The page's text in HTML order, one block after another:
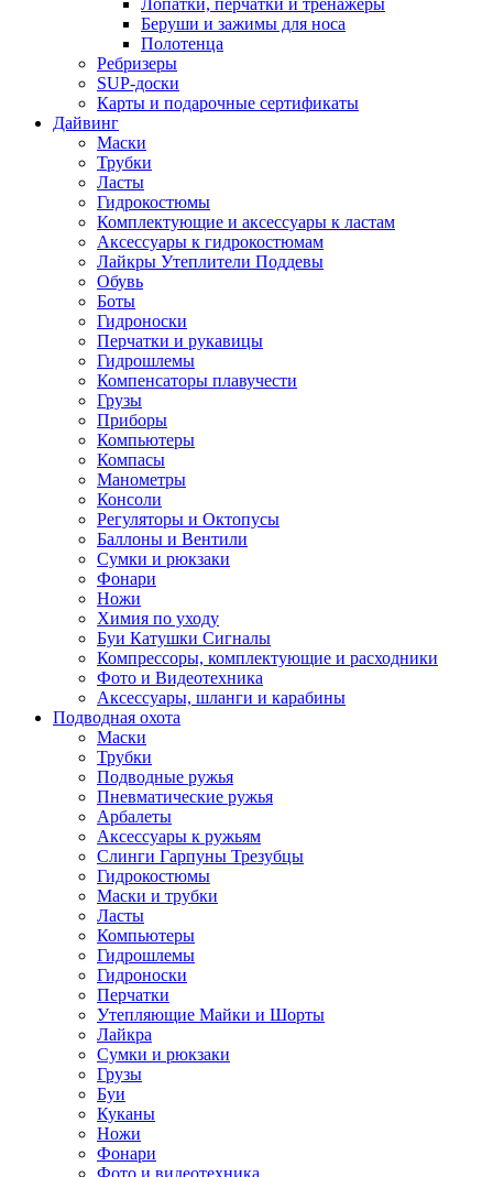
Лопатки, перчатки и тренажеры
Беруши и зажимы для носа
Полотенца
Ребризеры
SUP-доски
Карты и подарочные сертификаты
Дайвинг
Маски
Трубки
Ласты
Гидрокостюмы
Комплектующие и аксессуары к ластам
Аксессуары к гидрокостюмам
Лайкры Утеплители Поддевы
Обувь
Боты
Гидроноски
Перчатки и рукавицы
Гидрошлемы
Компенсаторы плавучести
Грузы
Приборы
Компьютеры
Компасы
Манометры
Консоли
Регуляторы и Октопусы
Баллоны и Вентили
Сумки и рюкзаки
Фонари
Ножи
Химия по уходу
Буи Катушки Сигналы
Компрессоры, комплектующие и расходники
Фото и Видеотехника
Аксессуары, шланги и карабины
Подводная охота
Маски
Трубки
Подводные ружья
Пневматические ружья
Арбалеты
Аксессуары к ружьям
Слинги Гарпуны Трезубцы
Гидрокостюмы
Маски и трубки
Ласты
Компьютеры
Гидрошлемы
Гидроноски
Перчатки
Утепляющие Майки и Шорты
Лайкра
Сумки и рюкзаки
Грузы
Буи
Куканы
Ножи
Фонари
Фото и видеотехника